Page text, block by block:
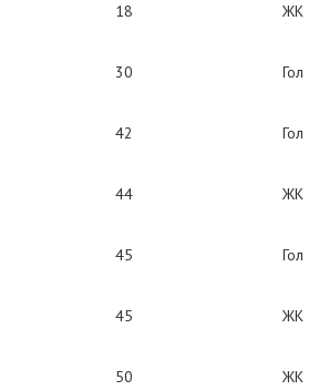
18 ЖК
30 Гол
42 Гол
44 ЖК
45 Гол
45 ЖК
50 ЖК